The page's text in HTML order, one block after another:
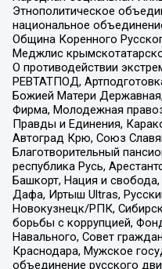
Этнополитическое
национальное
Община Коренного
Меджлис
О противодействии
РЕВТАТПОД,
Божией Матери
Фирма, Молодежная
Правды и Единения,
Автоград Крю, Союз
Благотворительный
республика Русь,
Башкорт, Нация и
Дафа, Иртыш Ultras,
Новокузнецк/РПК,
борьбы с коррупцией,
Навального, Совет
Краснодара, Мужское
объединение русского